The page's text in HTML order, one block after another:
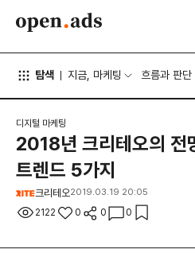
탐색 지금, 마케팅 흐름과 판단
디지털 마케팅
2018년 크리테오의 전
트렌드 5가지
크리테오2019.03.19 20:05
2122 0 0 0